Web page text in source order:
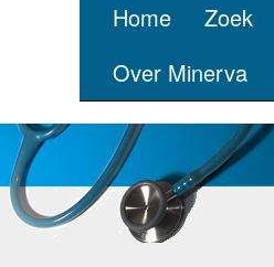
Home Zoek
Over Minerva